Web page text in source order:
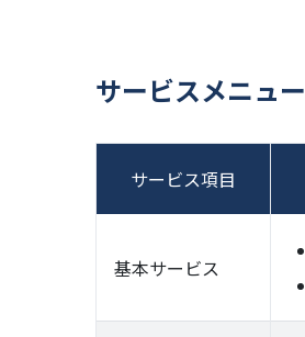
サービスメニュー
サービス項目
基本サービス